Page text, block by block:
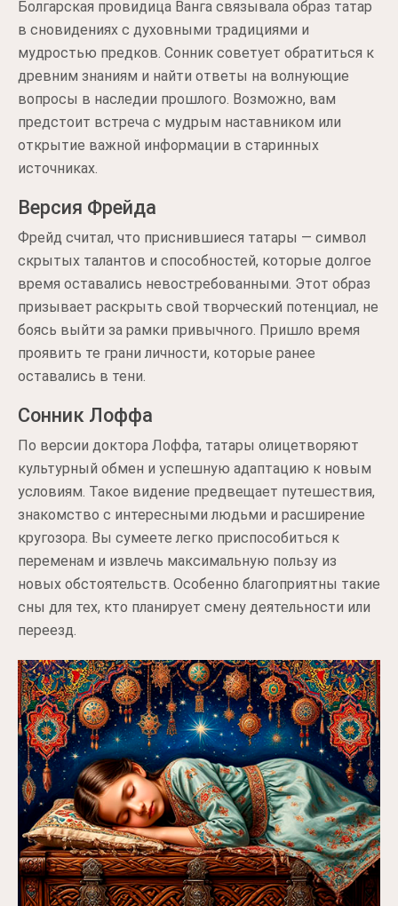
Болгарская провидица Ванга связывала образ татар
в сновидениях с духовными традициями и
мудростью предков. Сонник советует обратиться к
древним знаниям и найти ответы на волнующие
вопросы в наследии прошлого. Возможно, вам
предстоит встреча с мудрым наставником или
открытие важной информации в старинных
источниках.
Версия Фрейда
Фрейд считал, что приснившиеся татары — символ
скрытых талантов и способностей, которые долгое
время оставались невостребованными. Этот образ
призывает раскрыть свой творческий потенциал, не
боясь выйти за рамки привычного. Пришло время
проявить те грани личности, которые ранее
оставались в тени.
Сонник Лоффа
По версии доктора Лоффа, татары олицетворяют
культурный обмен и успешную адаптацию к новым
условиям. Такое видение предвещает путешествия,
знакомство с интересными людьми и расширение
кругозора. Вы сумеете легко приспособиться к
переменам и извлечь максимальную пользу из
новых обстоятельств. Особенно благоприятны такие
сны для тех, кто планирует смену деятельности или
переезд.